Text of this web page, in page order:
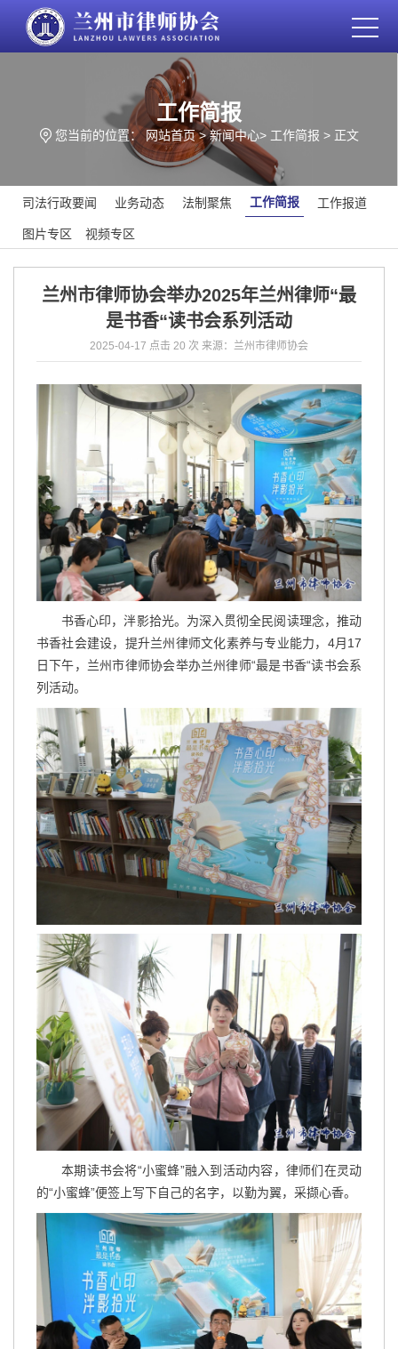
工作简报
您当前的位置：网站首页>新闻中心> 工作简报 > 正文
司法行政要闻 业务动态 法制聚焦 工作简报 工作报道
图片专区 视频专区
兰州市律师协会举办2025年兰州律师“最
是书香“读书会系列活动
2025-04-17 点击 20 次 来源：兰州市律师协会
书香心印，泮影拾光。为深入贯彻全民阅读理念，推动
书香社会建设，提升兰州律师文化素养与专业能力，4月17
日下午，兰州市律师协会举办兰州律师“最是书香“读书会系
列活动。
本期读书会将“小蜜蜂”融入到活动内容，律师们在灵动
的“小蜜蜂”便签上写下自己的名字，以勤为翼，采撷心香。